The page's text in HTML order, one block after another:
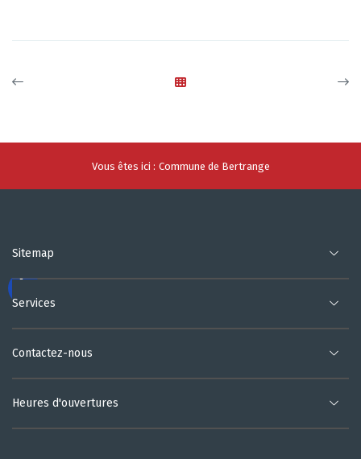
Vous êtes ici : Commune de Bertrange
Sitemap
Services
Contactez-nous
Heures d'ouvertures